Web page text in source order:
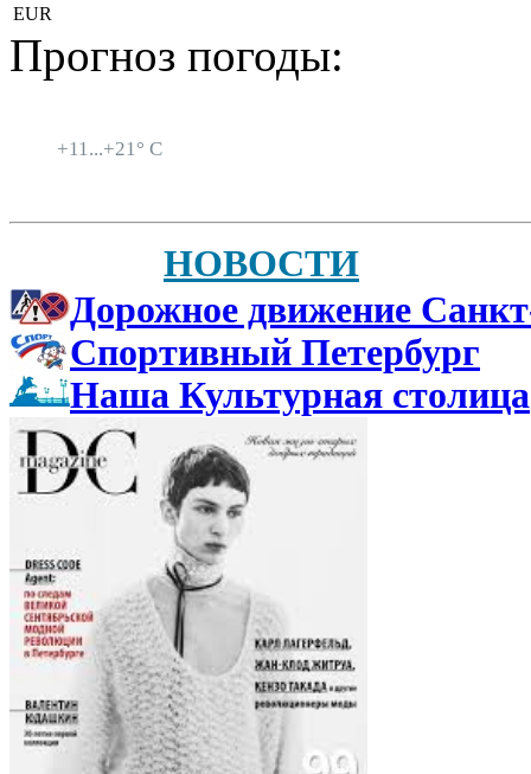
EUR
Прогноз погоды:
+11...+21° C
НОВОСТИ
Дорожное движение
Спортивный Петербург
Наша Культурная столица